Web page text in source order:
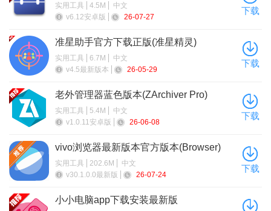
★★★★
Artbreeder
★★★★
☆
AI图像混合与进化创作
NightCafe
★★★★
☆
Craiyon
★★★☆
☆
免费AI图像快速生成
PixAI
☆
AI动漫图像专业生成
实用工具 4.5M
中文
v6.12安卓版
26-07-27
下载
准星助手官方下载正版(准星精灵)
实用工具 6.7M
中文
v4.5最新版本
26-05-29
下载
老外管理器蓝色版本(ZArchiver Pro)
实用工具 5.4M
中文
v1.0.11安卓版
26-06-08
下载
vivo浏览器最新版本官方版本(Browser)
实用工具 202.6M
中文
v30.1.0.0最新版
26-07-24
下载
小小电脑app下载安装最新版